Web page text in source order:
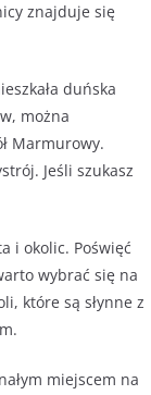
znajduje się
duńska
można
Marmurowy.
Jeśli szukasz
i okolic. Poświęć
wybrać się na
które są słynne z
miejscem na